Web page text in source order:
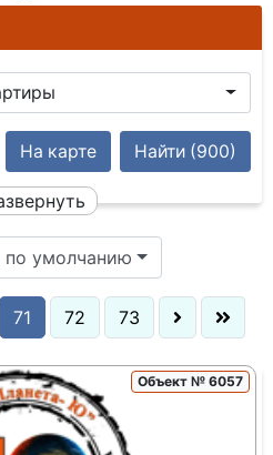
Найти (900)
На карте
по умолчанию
71 72 73
Объект № 6057